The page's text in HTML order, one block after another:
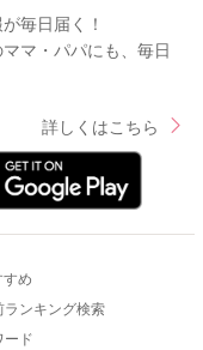
毎日届く！
マ・パパにも、毎日
詳しくはこちら
すめ
ランキング検索
ード